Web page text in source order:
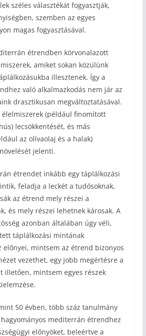
széles választékát fogyasztják,
szemben az egyes
magas fogyasztásával.
étrendben körvonalazott
amiket sokan közülünk
illesztenek. Így a
való alkalmazkodás nem jár az
drasztikusan megváltoztatásával.
élelmiszerek (például finomított
lecsökkentését, és más
az olívaolaj és a halak)
jelenti.
étrendet inkább egy táplálkozási
feladja a leckét a tudósoknak,
az étrend mely részei a
és mely részei lehetnek károsak. A
azonban általában úgy véli,
táplálkozási mintának
előnyei, mintsem az étrend bizonyos
vezethet, egy jobb megértésre a
illetően, mintsem egyes részek
50 évben, több száz tanulmány
mediterrán étrendhez
előnyöket, beleértve a